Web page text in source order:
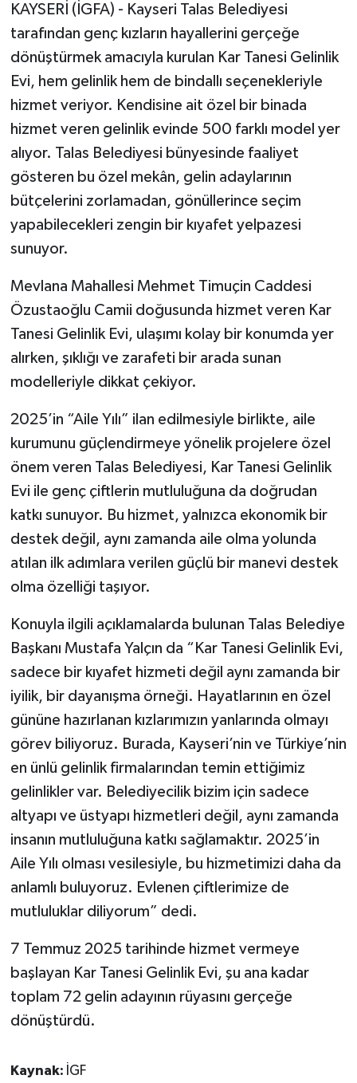
KAYSERİ (İGFA) - Kayseri Talas Belediyesi
tarafından genç kızların hayallerini gerçeğe
dönüştürmek amacıyla kurulan Kar Tanesi Gelinlik
Evi, hem gelinlik hem de bindallı seçenekleriyle
hizmet veriyor. Kendisine ait özel bir binada
hizmet veren gelinlik evinde 500 farklı model yer
alıyor. Talas Belediyesi bünyesinde faaliyet
gösteren bu özel mekân, gelin adaylarının
bütçelerini zorlamadan, gönüllerince seçim
yapabilecekleri zengin bir kıyafet yelpazesi
sunuyor.
Mevlana Mahallesi Mehmet Timuçin Caddesi
Özustaoğlu Camii doğusunda hizmet veren Kar
Tanesi Gelinlik Evi, ulaşımı kolay bir konumda yer
alırken, şıklığı ve zarafeti bir arada sunan
modelleriyle dikkat çekiyor.
2025’in “Aile Yılı” ilan edilmesiyle birlikte, aile
kurumunu güçlendirmeye yönelik projelere özel
önem veren Talas Belediyesi, Kar Tanesi Gelinlik
Evi ile genç çiftlerin mutluluğuna da doğrudan
katkı sunuyor. Bu hizmet, yalnızca ekonomik bir
destek değil, aynı zamanda aile olma yolunda
atılan ilk adımlara verilen güçlü bir manevi destek
olma özelliği taşıyor.
Konuyla ilgili açıklamalarda bulunan Talas Belediye
Başkanı Mustafa Yalçın da “Kar Tanesi Gelinlik Evi,
sadece bir kıyafet hizmeti değil aynı zamanda bir
iyilik, bir dayanışma örneği. Hayatlarının en özel
gününe hazırlanan kızlarımızın yanlarında olmayı
görev biliyoruz. Burada, Kayseri’nin ve Türkiye’nin
en ünlü gelinlik firmalarından temin ettiğimiz
gelinlikler var. Belediyecilik bizim için sadece
altyapı ve üstyapı hizmetleri değil, aynı zamanda
insanın mutluluğuna katkı sağlamaktır. 2025’in
Aile Yılı olması vesilesiyle, bu hizmetimizi daha da
anlamlı buluyoruz. Evlenen çiftlerimize de
mutluluklar diliyorum” dedi.
7 Temmuz 2025 tarihinde hizmet vermeye
başlayan Kar Tanesi Gelinlik Evi, şu ana kadar
toplam 72 gelin adayının rüyasını gerçeğe
dönüştürdü.
Kaynak: İGF